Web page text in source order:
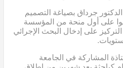
جرداق بصياغة التصميم
على أول منحة من المؤسسة
على إدخال البحث الإجرائي
المشاركة في الجامعة